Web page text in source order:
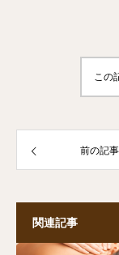
この
前の記事
関連記事